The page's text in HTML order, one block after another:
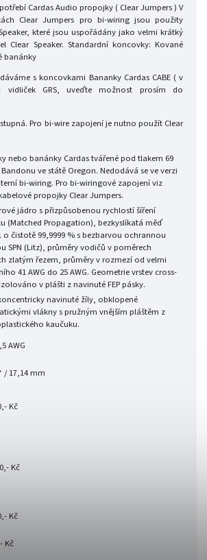
Cardas Audio propojky ( Clear Jumpers ) V
Clear Jumpers pro bi-wiring jsou použity
které jsou uspořádány jako velmi krátký
Clear Speaker. Standardní koncovky: Kované
banánky
s koncovkami Bananky Cardas CABE ( v
vidliček GRS, uveďte možnost prosím do
Pro bi-wire zapojení je nutno použít Clear
nebo banánky Cardas tvářené pod tlakem 69
Bandonu ve státě Oregon. Nedodává se ve verzi
bi-wiring. Pro bi-wiringové zapojení viz
propojky Clear Jumpers.
jádro s přizpůsobenou rychlostí šíření
(Matched Propagation), bezkyslíkatá měď
o čistotě 99,9999 % s bezbarvou ochrannou
SPN (Litz), průměry vodičů v poměrech
zlatým řezem, průměry v rozmezí od velmi
41 AWG do 25 AWG. Geometrie vrstev cross-
v plášti z navinuté FEP pásky.
navinuté žíly, obklopené
vlákny s pružným vnějším pláštěm z
kaučuku.
AWG
/ 17,14 mm
Kč
Kč
Kč
Kč